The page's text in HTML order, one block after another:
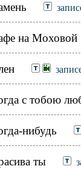
на Моховой
с тобою
нибудь
ты